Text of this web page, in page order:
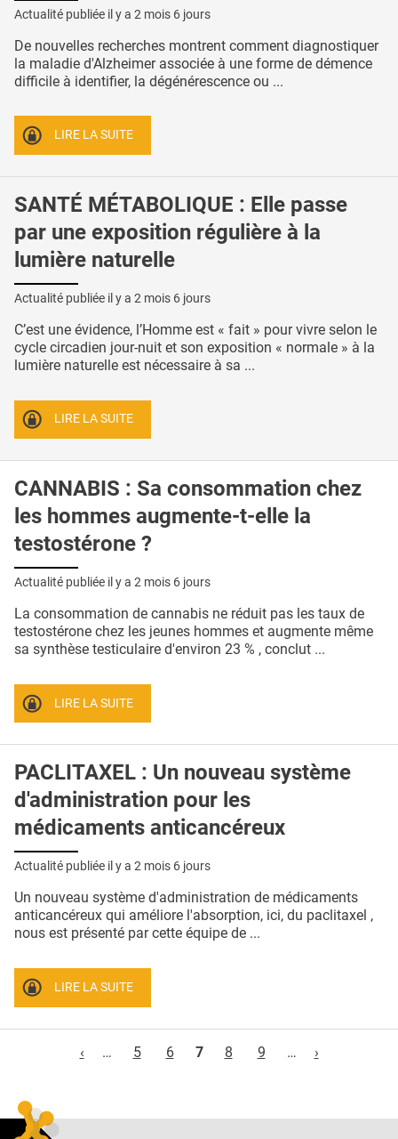
Actualité publiée il y a 2 mois 6 jours
De nouvelles recherches montrent comment diagnostiquer
la maladie d'Alzheimer associée à une forme de démence
difficile à identifier, la dégénérescence ou ...
LIRE LA SUITE
SANTÉ MÉTABOLIQUE : Elle passe
par une exposition régulière à la
lumière naturelle
Actualité publiée il y a 2 mois 6 jours
C’est une évidence, l’Homme est « fait » pour vivre selon le
cycle circadien jour-nuit et son exposition « normale » à la
lumière naturelle est nécessaire à sa ...
LIRE LA SUITE
CANNABIS : Sa consommation chez
les hommes augmente-t-elle la
testostérone ?
Actualité publiée il y a 2 mois 6 jours
La consommation de cannabis ne réduit pas les taux de
testostérone chez les jeunes hommes et augmente même
sa synthèse testiculaire d'environ 23 % , conclut ...
LIRE LA SUITE
PACLITAXEL : Un nouveau système
d'administration pour les
médicaments anticancéreux
Actualité publiée il y a 2 mois 6 jours
Un nouveau système d'administration de médicaments
anticancéreux qui améliore l'absorption, ici, du paclitaxel ,
nous est présenté par cette équipe de ...
LIRE LA SUITE
‹
… 5 6 7 8 9 … ›